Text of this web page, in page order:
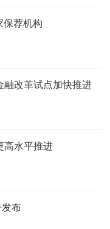
保荐机构
融改革试点加快推进
高水平推进
布